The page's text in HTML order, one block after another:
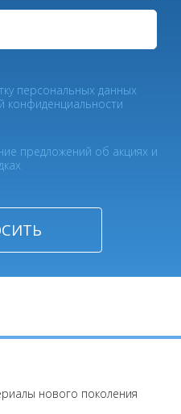
персональных данных
конфиденциальности
предложений об акциях и
нового поколения